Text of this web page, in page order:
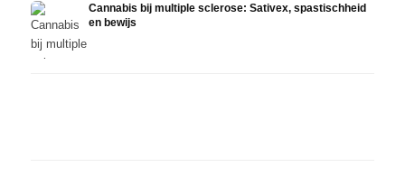
Cannabis bij multiple sclerose: Sativex, spastischheid
en bewijs